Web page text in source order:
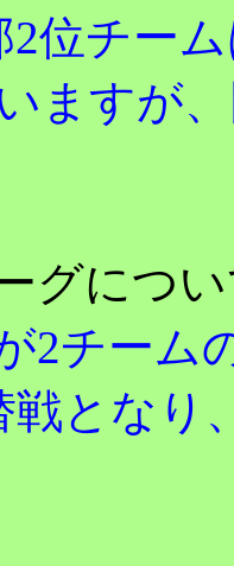
位チー
ますが
グにつ
2チーム
戦となり